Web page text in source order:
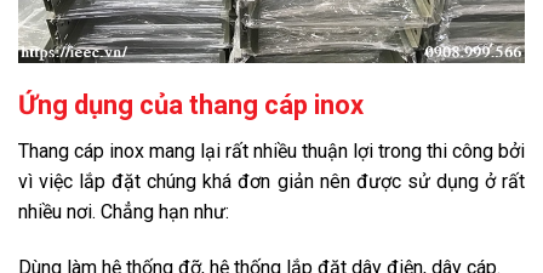
Ứng dụng của thang cáp inox
Thang cáp inox mang lại rất nhiều thuận lợi trong thi công bởi
vì việc lắp đặt chúng khá đơn giản nên được sử dụng ở rất
nhiều nơi. Chẳng hạn như:
Dùng làm hệ thống đỡ, hệ thống lắp đặt dây điện, dây cáp.